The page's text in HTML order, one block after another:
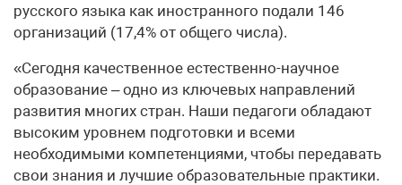
русского языка как иностранного подали 146
организаций (17,4% от общего числа).
«Сегодня качественное естественно-научное
образование – одно из ключевых направлений
развития многих стран. Наши педагоги обладают
высоким уровнем подготовки и всеми
необходимыми компетенциями, чтобы передавать
свои знания и лучшие образовательные практики.